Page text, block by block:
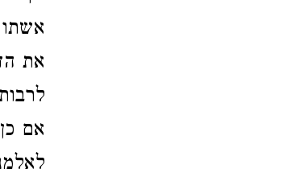
אשתו
את
אם